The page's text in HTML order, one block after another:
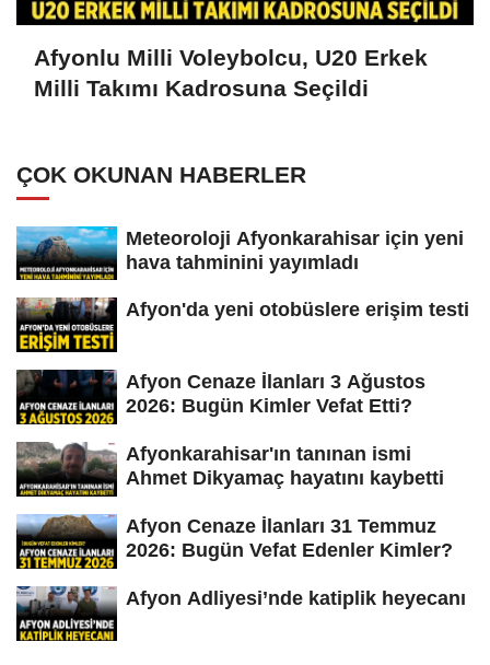
Afyonlu Milli Voleybolcu, U20 Erkek
Milli Takımı Kadrosuna Seçildi
ÇOK OKUNAN HABERLER
Meteoroloji Afyonkarahisar için yeni
hava tahminini yayımladı
Afyon'da yeni otobüslere erişim testi
Afyon Cenaze İlanları 3 Ağustos
2026: Bugün Kimler Vefat Etti?
Afyonkarahisar'ın tanınan ismi
Ahmet Dikyamaç hayatını kaybetti
Afyon Cenaze İlanları 31 Temmuz
2026: Bugün Vefat Edenler Kimler?
Afyon Adliyesi’nde katiplik heyecanı